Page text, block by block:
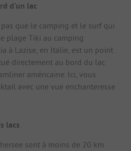
d'un lac
pas que le camping et le surf qui
plage Tiki au camping
à Lazise, en Italie, est un point
directement au bord du lac
américaine. Ici, vous
avec une vue enchanteresse
lacs
sont à moins de 20 km